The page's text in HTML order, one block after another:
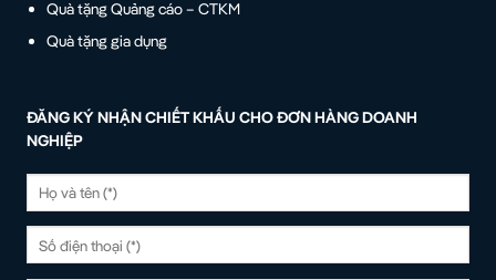
Quà tặng Quảng cáo – CTKM
Quà tặng gia dụng
ĐĂNG KÝ NHẬN CHIẾT KHẤU CHO ĐƠN HÀNG DOANH
NGHIỆP